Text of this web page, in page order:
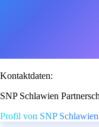
Kontaktdaten:
SNP Schlawien
Profil von SNP